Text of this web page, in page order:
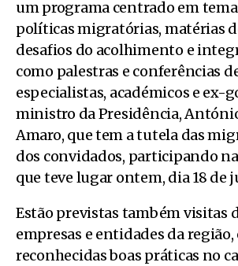
um programa centrado em
políticas migratórias, matérias
desafios do acolhimento e
como palestras e conferências
especialistas, académicos e ex-
ministro da Presidência,
Amaro, que tem a tutela das
dos convidados, participando
que teve lugar ontem, dia 18 de
Estão previstas também visitas
empresas e entidades da
reconhecidas boas práticas no